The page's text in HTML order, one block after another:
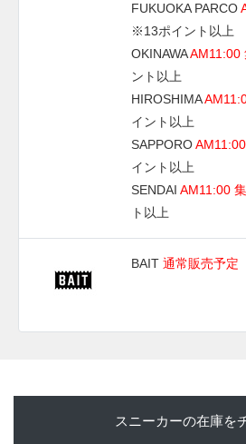
FUKUOKA PARCO
※13ポイント以上
OKINAWAAM11:00
ント以上
HIROSHIMA
イント以上
SAPPORO
イント以上
SENDAI AM11:00
ト以上
BAIT 通常販売予定
スニーカーの在庫を